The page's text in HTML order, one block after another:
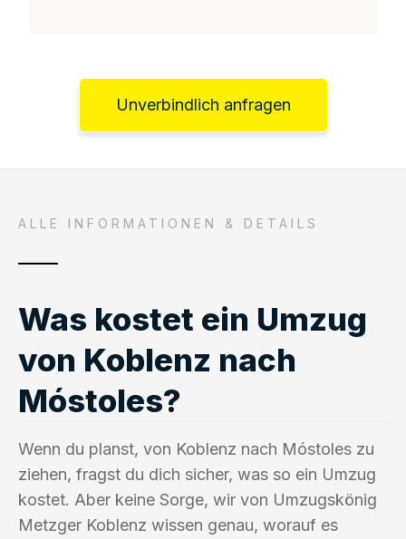
Unverbindlich anfragen
ALLE INFORMATIONEN & DETAILS
Was kostet ein Umzug
von Koblenz nach
Móstoles?
Wenn du planst, von Koblenz nach Móstoles zu
ziehen, fragst du dich sicher, was so ein Umzug
kostet. Aber keine Sorge, wir von Umzugskönig
Metzger Koblenz wissen genau, worauf es